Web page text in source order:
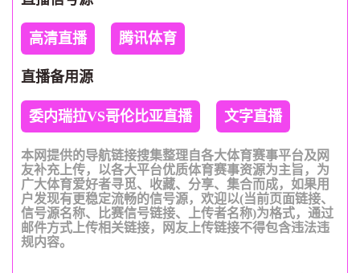
高清直播 腾讯体育
直播备用源
委内瑞拉VS哥伦比亚直播 文字直播
本网提供的导航链接搜集整理自各大体育赛事平台及网
友补充上传，以各大平台优质体育赛事资源为主旨，为
广大体育爱好者寻觅、收藏、分享、集合而成，如果用
户发现有更稳定流畅的信号源，欢迎以(当前页面链接、
信号源名称、比赛信号链接、上传者名称)为格式，通过
邮件方式上传相关链接，网友上传链接不得包含违法违
规内容。